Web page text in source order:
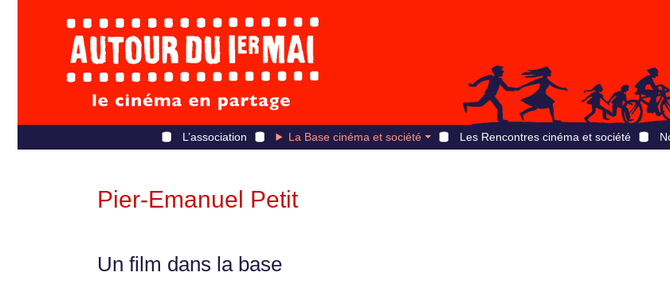
L’association La Base cinéma et société Les Rencontres cinéma et société
Pier-Emanuel Petit
Un film dans la base